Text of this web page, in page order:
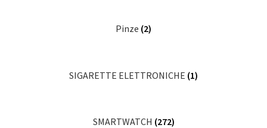
Pinze (2)
SIGARETTE ELETTRONICHE (1)
SMARTWATCH (272)